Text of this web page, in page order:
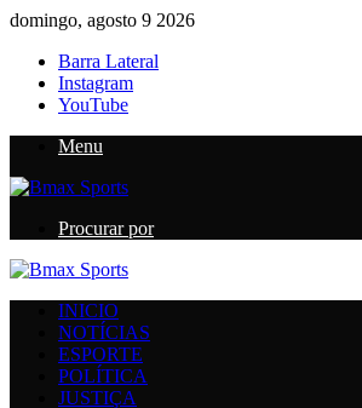
domingo, agosto 9 2026
Barra Lateral
Instagram
YouTube
Menu
Procurar por
INICIO
NOTÍCIAS
ESPORTE
POLÍTICA
JUSTIÇA